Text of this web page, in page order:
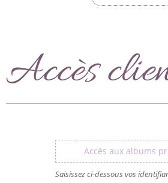
o
g
Accès
Accès aux albums
Saisissez ci-dessous vos